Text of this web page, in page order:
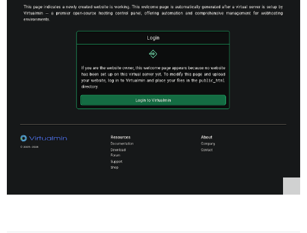
╭────────────────────────────────────────────╮
│                                            │
│  ホスト名       metabolism.logophilia.eu   │
│  管理者メール    eduard.pech@logophilia.eu  │
│  SMTP           (未設定)           │
│  Let's Encrypt  有効                    │
│                                            │
╰────────────────────────────────────────────╯
▸ はい      いいえ
→ 8GB のメモリと 4 CPU コアを検出しました
→ db_shared_buffers = 2048MB に設定中